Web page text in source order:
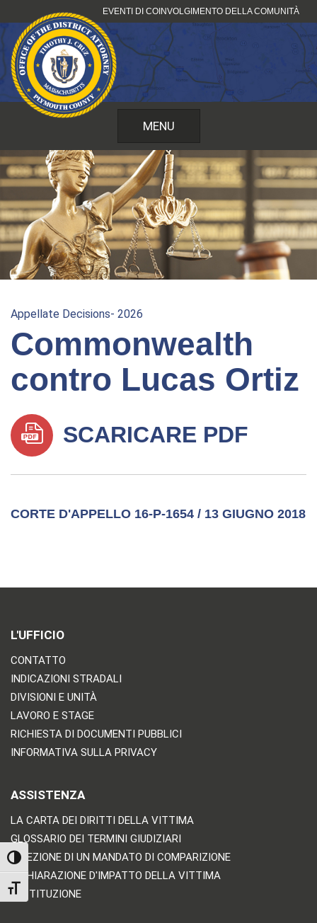
TOGGLE HIGH CONTRAST
TOGGLE FONT SIZE
al
contenuto
EVENTI DI COINVOLGIMENTO DELLA COMUNITÀ
MENU
Appellate Decisions- 2026
Commonwealth
contro Lucas Ortiz
SCARICARE PDF
CORTE D'APPELLO 16-P-1654 / 13 GIUGNO 2018
L'UFFICIO
CONTATTO
INDICAZIONI STRADALI
DIVISIONI E UNITÀ
LAVORO E STAGE
RICHIESTA DI DOCUMENTI PUBBLICI
INFORMATIVA SULLA PRIVACY
ASSISTENZA
LA CARTA DEI DIRITTI DELLA VITTIMA
GLOSSARIO DEI TERMINI GIUDIZIARI
RICEZIONE DI UN MANDATO DI COMPARIZIONE
DICHIARAZIONE D'IMPATTO DELLA VITTIMA
RESTITUZIONE